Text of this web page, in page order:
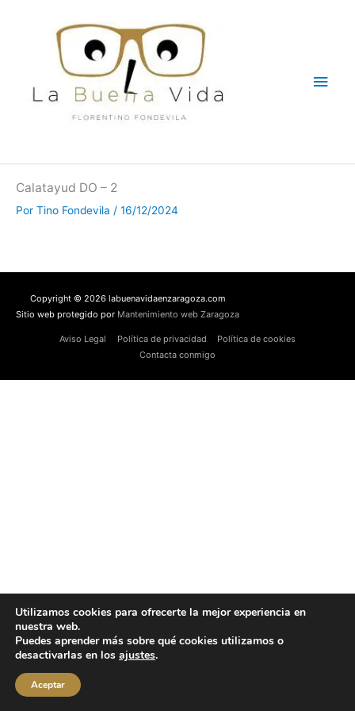
Calatayud DO – 2
Por Tino Fondevila / 16/12/2024
Copyright © 2026 labuenavidaenzaragoza.com
Sitio web protegido por Mantenimiento web Zaragoza
Aviso Legal Política de privacidad
Política de cookies
Contacta conmigo
Utilizamos cookies para ofrecerte la mejor experiencia en
nuestra web.
Puedes aprender más sobre qué cookies utilizamos o
desactivarlas en los ajustes.
Aceptar